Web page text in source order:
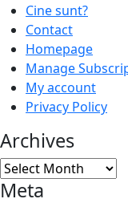
Cine sunt?
Contact
Homepage
Manage
My account
Privacy Policy
Archives
Archives
Meta